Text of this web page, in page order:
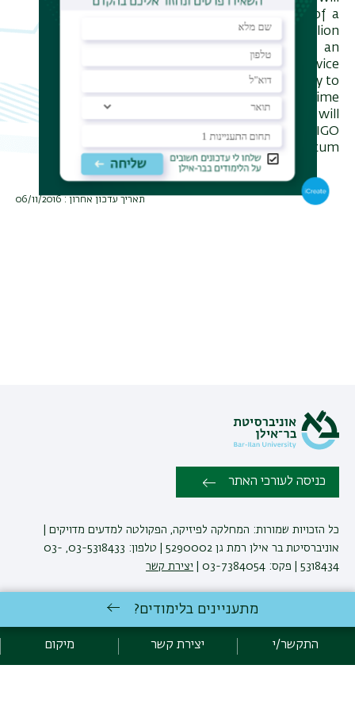
overview the recent observation of a
violent black-hole collision 1.3 billion
light-years away, and provide an
overview of this truly amazing device
that relies on optical interferometry to
detect miniscule ripples in space-time
with relative sensitivity of 10
! I will
discuss the plans to enhance the LIGO
sensitivity even further using quantum
squeezed light.
תאריך עדכון אחרון : 06/11/2016
כניסה לעורכי האתר
כל הזכויות שמורות: המחלקה לפיזיקה, הפקולטה למדעים מדויקים |
אוניברסיטת בר אילן רמת גן 5290002 | טלפון: 03-5318433, 03-
5318434 | פקס: 03-7384054 |
יצירת קשר
באוניברסיטת בר-אילן
הצהרת נגישות
מדיניות פרטיות
מתעניינים בלימודים?
התקשר/י יצירת קשר מיקום